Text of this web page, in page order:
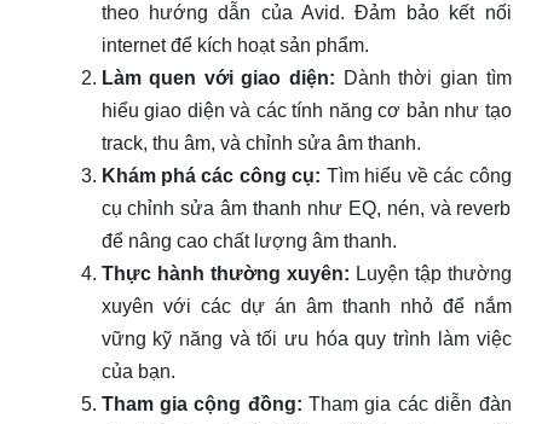
theo hướng dẫn của Avid. Đảm bảo kết nối
internet để kích hoạt sản phẩm.
Làm quen với giao diện: Dành thời gian tìm
hiểu giao diện và các tính năng cơ bản như tạo
track, thu âm, và chỉnh sửa âm thanh.
Khám phá các công cụ: Tìm hiểu về các công
cụ chỉnh sửa âm thanh như EQ, nén, và reverb
để nâng cao chất lượng âm thanh.
Thực hành thường xuyên: Luyện tập thường
xuyên với các dự án âm thanh nhỏ để nắm
vững kỹ năng và tối ưu hóa quy trình làm việc
của bạn.
Tham gia cộng đồng: Tham gia các diễn đàn